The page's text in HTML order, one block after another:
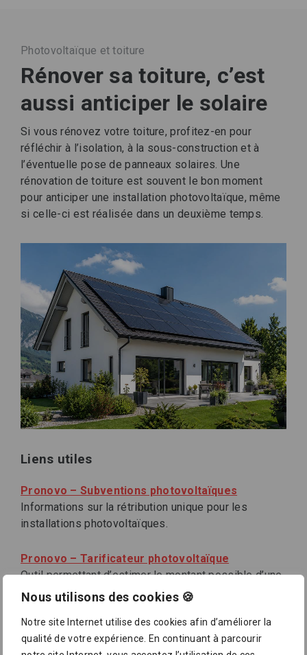
Nous utilisons des cookies 🍪
Notre site Internet utilise des cookies afin d’améliorer la
qualité de votre expérience. En continuant à parcourir
Photovoltaïque et toiture
Rénover sa toiture, c’est
aussi anticiper le solaire
Si vous rénovez votre toiture, profitez-en pour
réfléchir à l’isolation, à la sous-construction et à
l’éventuelle pose de panneaux solaires. Une
rénovation de toiture est souvent le bon moment
pour anticiper une installation photovoltaïque, même
si celle-ci est réalisée dans un deuxième temps.
Liens utiles
Pronovo – Subventions photovoltaïques
Informations sur la rétribution unique pour les
installations photovoltaïques.
Pronovo – Tarificateur photovoltaïque
Outil permettant d’estimer le montant possible d’une
subvention photovoltaïque.
SuisseEnergie – Rétribution unique
photovoltaïque